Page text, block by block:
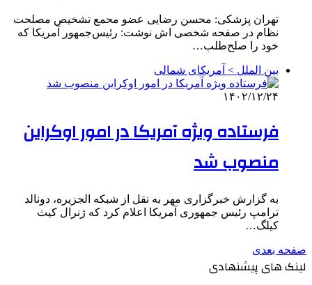
تهران پزشکی: محسن رضایی عضو محمع تشخیص مصلحت
نظام در صفحه شخصی اش نوشت: رئیس‌جمهور آمریکا که
خود را صلح‌طلب…
بین الملل > آمریکای شمالی
۱۴۰۲/۱۲/۲۴
فرستاده ویژه آمریکا در امور اوکراین
منصوب شد
به گزارش خبرگزاری مهر به نقل از شبکه الجزیره، دونالد
ترامپ رئیس جمهوری آمریکا اعلام کرد که ژنرال کیث
کیلگ…
صفحه بعدی
لینک های پیشنهادی